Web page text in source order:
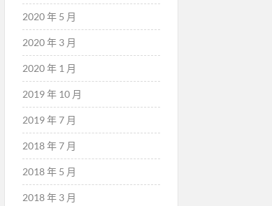
2020 年 5 月
2020 年 3 月
2020 年 1 月
2019 年 10 月
2019 年 7 月
2018 年 7 月
2018 年 5 月
2018 年 3 月